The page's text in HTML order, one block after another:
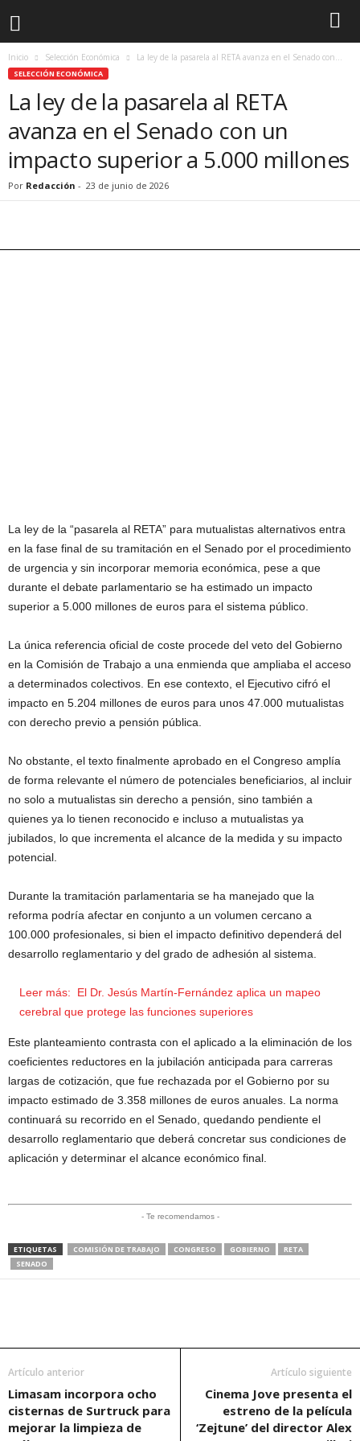
Inicio Selección Económica La ley de la pasarela al RETA avanza en el Senado con...
SELECCIÓN ECONÓMICA
La ley de la pasarela al RETA
avanza en el Senado con un
impacto superior a 5.000 millones
Por Redacción - 23 de junio de 2026
La ley de la “pasarela al RETA” para mutualistas alternativos entra
en la fase final de su tramitación en el Senado por el procedimiento
de urgencia y sin incorporar memoria económica, pese a que
durante el debate parlamentario se ha estimado un impacto
superior a 5.000 millones de euros para el sistema público.
La única referencia oficial de coste procede del veto del Gobierno
en la Comisión de Trabajo a una enmienda que ampliaba el acceso
a determinados colectivos. En ese contexto, el Ejecutivo cifró el
impacto en 5.204 millones de euros para unos 47.000 mutualistas
con derecho previo a pensión pública.
No obstante, el texto finalmente aprobado en el Congreso amplía
de forma relevante el número de potenciales beneficiarios, al incluir
no solo a mutualistas sin derecho a pensión, sino también a
quienes ya lo tienen reconocido e incluso a mutualistas ya
jubilados, lo que incrementa el alcance de la medida y su impacto
potencial.
Durante la tramitación parlamentaria se ha manejado que la
reforma podría afectar en conjunto a un volumen cercano a
100.000 profesionales, si bien el impacto definitivo dependerá del
desarrollo reglamentario y del grado de adhesión al sistema.
Leer más:
El Dr. Jesús Martín-Fernández aplica un mapeo
cerebral que protege las funciones superiores
Este planteamiento contrasta con el aplicado a la eliminación de los
coeficientes reductores en la jubilación anticipada para carreras
largas de cotización, que fue rechazada por el Gobierno por su
impacto estimado de 3.358 millones de euros anuales. La norma
continuará su recorrido en el Senado, quedando pendiente el
desarrollo reglamentario que deberá concretar sus condiciones de
aplicación y determinar el alcance económico final.
- Te recomendamos -
ETIQUETAS COMISIÓN DE TRABAJO CONGRESO GOBIERNO
RETA
SENADO
Artículo anterior
Limasam incorpora ocho
cisternas de Surtruck para
mejorar la limpieza de
Artículo siguiente
Cinema Jove presenta el
estreno de la película
‘Zejtune’ del director Alex